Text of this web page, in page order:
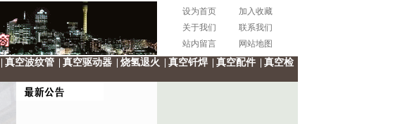
设为首页
加入收藏
关于我们
联系我们
站内留言
网站地图
真空波纹管 真空驱动器 烧氢退火 真空钎焊 真空配件
真空检